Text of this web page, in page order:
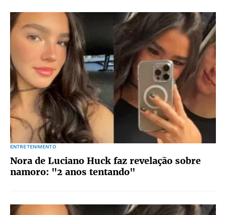
ENTRETENIMENTO
Nora de Luciano Huck faz revelação sobre
namoro: "2 anos tentando"